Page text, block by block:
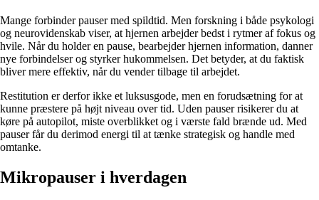
Mange forbinder pauser med spildtid. Men forskning i både psykologi
og neurovidenskab viser, at hjernen arbejder bedst i rytmer af fokus og
hvile. Når du holder en pause, bearbejder hjernen information, danner
nye forbindelser og styrker hukommelsen. Det betyder, at du faktisk
bliver mere effektiv, når du vender tilbage til arbejdet.
Restitution er derfor ikke et luksusgode, men en forudsætning for at
kunne præstere på højt niveau over tid. Uden pauser risikerer du at
køre på autopilot, miste overblikket og i værste fald brænde ud. Med
pauser får du derimod energi til at tænke strategisk og handle med
omtanke.
Mikropauser i hverdagen